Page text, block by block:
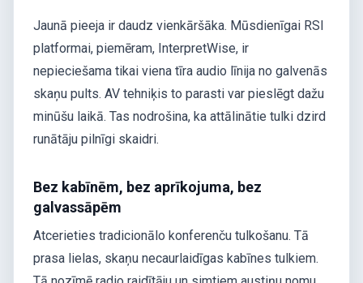
Jaunā pieeja ir daudz vienkāršāka. Mūsdienīgai RSI
platformai, piemēram, InterpretWise, ir
nepieciešama tikai viena tīra audio līnija no galvenās
skaņu pults. AV tehniķis to parasti var pieslēgt dažu
minūšu laikā. Tas nodrošina, ka attālinātie tulki dzird
runātāju pilnīgi skaidri.
Bez kabīnēm, bez aprīkojuma, bez
galvassāpēm
Atcerieties tradicionālo konferenču tulkošanu. Tā
prasa lielas, skaņu necaurlaidīgas kabīnes tulkiem.